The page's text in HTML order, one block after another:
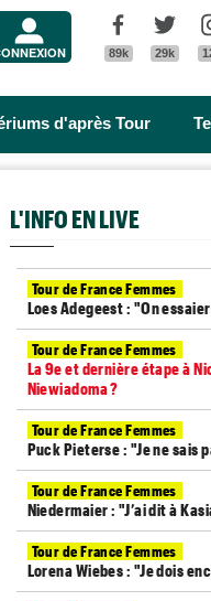
Facebook
89k 29k
d'après Tour
L'INFO EN LIVE
Tour de France Femmes
Loes Adegeest : "On
Tour de France Femmes
La 9e et dernière étape à
Niewiadoma ?
Tour de France Femmes
Puck Pieterse : "Je ne sais
Tour de France Femmes
Niedermaier : "J’ai dit à
Tour de France Femmes
Lorena Wiebes : "Je dois